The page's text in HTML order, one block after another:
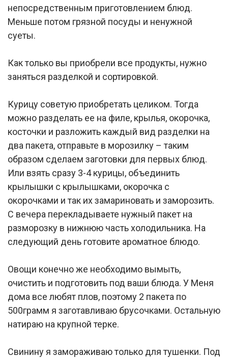
непосредственным приготовлением блюд.
Меньше потом грязной посуды и ненужной
суеты.
Как только вы приобрели все продукты, нужно
заняться разделкой и сортировкой.
Курицу советую приобретать целиком. Тогда
можно разделать ее на филе, крылья, окорочка,
косточки и разложить каждый вид разделки на
два пакета, отправьте в морозилку – таким
образом сделаем заготовки для первых блюд.
Или взять сразу 3-4 курицы, объединить
крылышки с крылышками, окорочка с
окорочками и так их замариновать и заморозить.
С вечера перекладываете нужный пакет на
разморозку в нижнюю часть холодильника. На
следующий день готовите ароматное блюдо.
Овощи конечно же необходимо вымыть,
очистить и подготовить под ваши блюда. У Меня
дома все любят плов, поэтому 2 пакета по
500грамм я заготавливаю брусочками. Остальную
натираю на крупной терке.
Свинину я замораживаю только для тушенки. Под